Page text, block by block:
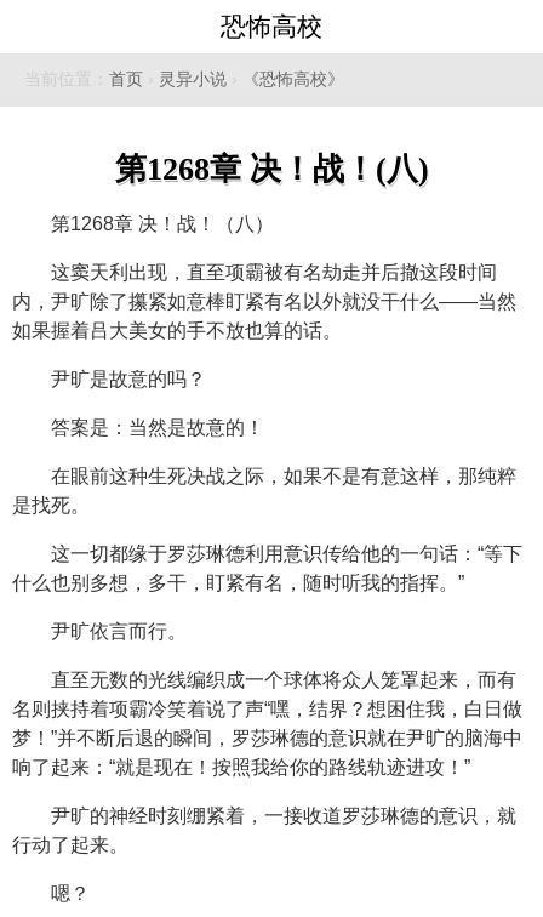
恐怖高校
当前位置： 首页 › 灵异小说 › 《恐怖高校》
第1268章 决！战！(八)
第1268章 决！战！（八）
这窦天利出现，直至项霸被有名劫走并后撤这段时间
内，尹旷除了攥紧如意棒盯紧有名以外就没干什么——当然
如果握着吕大美女的手不放也算的话。
尹旷是故意的吗？
答案是：当然是故意的！
在眼前这种生死决战之际，如果不是有意这样，那纯粹
是找死。
这一切都缘于罗莎琳德利用意识传给他的一句话：“等下
什么也别多想，多干，盯紧有名，随时听我的指挥。”
尹旷依言而行。
直至无数的光线编织成一个球体将众人笼罩起来，而有
名则挟持着项霸冷笑着说了声“嘿，结界？想困住我，白日做
梦！”并不断后退的瞬间，罗莎琳德的意识就在尹旷的脑海中
响了起来：“就是现在！按照我给你的路线轨迹进攻！”
尹旷的神经时刻绷紧着，一接收道罗莎琳德的意识，就
行动了起来。
嗯？